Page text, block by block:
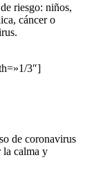
riesgo: niños,
cáncer o
3″]
de coronavirus
la calma y